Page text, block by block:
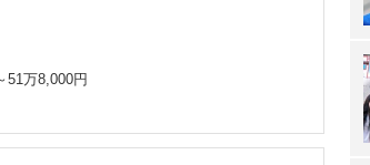
51万8,000円